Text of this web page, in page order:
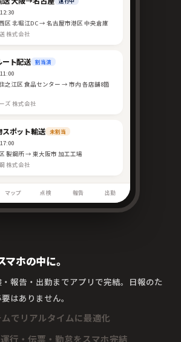
区 北堀江DC → 名古屋市港区 中央倉庫
株式会社
ート配送 割当済
之江区 食品センター → 市内 各店舗8箇
ズ 株式会社
スポット輸送 未割当
製鋼所 → 東大阪市 加工工場
株式会社
マップ 点検 報告 出勤
ホの中に。
報告・出勤までアプリで完結。日報のた
はありません。
でリアルタイムに最適化
運行・伝票・勤怠をスマホ完結